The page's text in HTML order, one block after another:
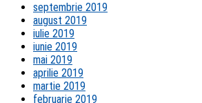
septembrie 2019
august 2019
iulie 2019
iunie 2019
mai 2019
aprilie 2019
martie 2019
februarie 2019